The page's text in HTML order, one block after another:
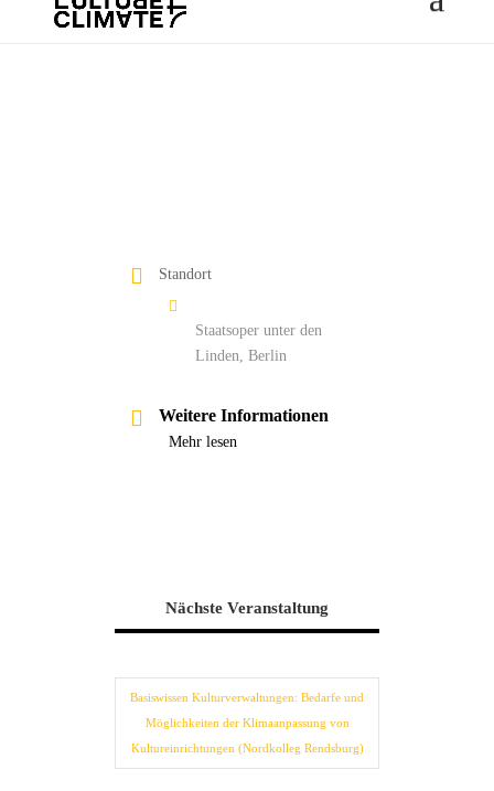
Standort
Staatsoper unter den
Linden, Berlin
Weitere Informationen
Mehr lesen
Nächste Veranstaltung
Basiswissen Kulturverwaltungen: Bedarfe und
Möglichkeiten der Klimaanpassung von
Kultureinrichtungen (Nordkolleg Rendsburg)